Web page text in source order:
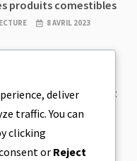
produits comestibles
8 AVRIL 2023
au CBD et produits
CBD incroyablement
à la maison
deliver
traffic. You can
clicking
or Reject